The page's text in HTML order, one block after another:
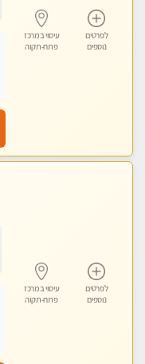
לפרטים
נוספים
עיסוי במרכז
פתח-תקוה
לפרטים
נוספים
עיסוי במרכז
פתח-תקוה